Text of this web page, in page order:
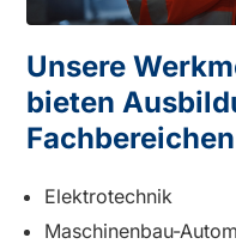
Unsere
bieten
Elektrotechnik
Maschinenbau-